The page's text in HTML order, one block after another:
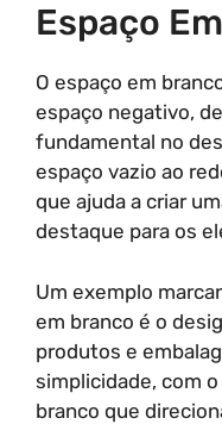
Espaço
O espaço em
espaço negativo,
fundamental no
espaço vazio ao
que ajuda a criar
destaque para os
Um exemplo
em branco é o
produtos e
simplicidade, com
branco que